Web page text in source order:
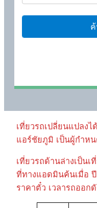
เที่ยวรถเปลี่ยนแปลง
แอร์ชัยภูมิ เป็นผู้กำห
เที่ยวรถด้านล่างเป็น
ที่ทางแอดมินค้นเมื่อ
ราคาตั๋ว เวลารถออก